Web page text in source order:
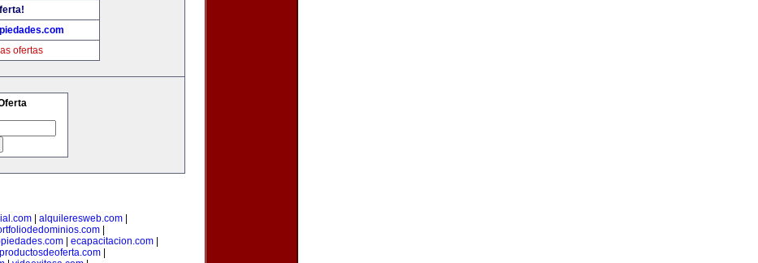
ofertas
alquileresweb.com
ecapacitacion.com
productosdeoferta.com